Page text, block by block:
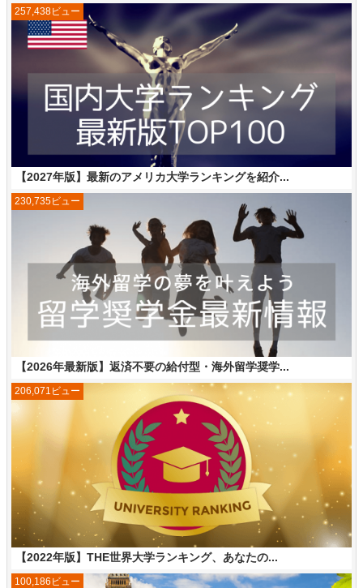
【2027年版】最新のアメリカ大学ランキングを紹介...
257,438ビュー
【2026年最新版】返済不要の給付型・海外留学奨学...
230,735ビュー
【2022年版】THE世界大学ランキング、あなたの...
206,071ビュー
100,186ビュー